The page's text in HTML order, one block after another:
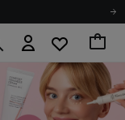
mehr Punkte
€